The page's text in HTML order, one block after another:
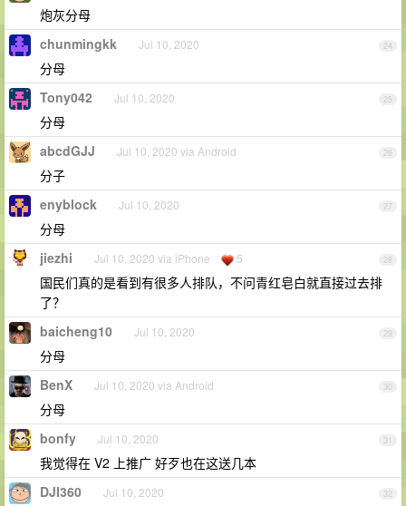
炮灰分母
24
chunmingkk Jul 10, 2020
分母
25
Tony042 Jul 10, 2020
分母
26
abcdGJJ Jul 10, 2020 via Android
分子
27
enyblock Jul 10, 2020
分母
28
jiezhi Jul 10, 2020 via iPhone 5
国民们真的是看到有很多人排队，不问青红皂白就直接过去排
了？
29
baicheng10 Jul 10, 2020
分母
30
BenX Jul 10, 2020 via Android
分母
31
bonfy Jul 10, 2020
我觉得在 V2 上推广 好歹也在这送几本
32
DJI360 Jul 10, 2020